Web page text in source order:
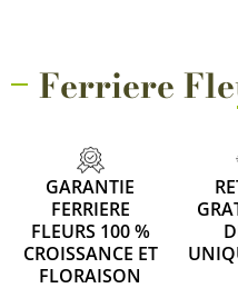
Ferriere
GARANTIE
FERRIERE
FLEURS 100 %
CROISSANCE ET
FLORAISON